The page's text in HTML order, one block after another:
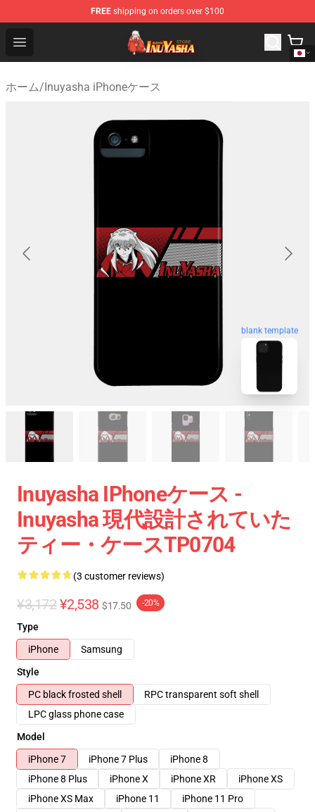
FREE shipping on orders over $100
Open menu
Inuyasha Store - Official Inuyasha Merchandise Shop
ホーム/Inuyasha iPhoneケース
blank template
Inuyasha IPhoneケース -
Inuyasha 現代設計されていた
ティー・ケースTP0704
(3 customer reviews)
¥3,172 ¥2,538 $17.50 -20%
Type
iPhone
Samsung
Style
PC black frosted shell
RPC transparent soft shell
LPC glass phone case
Model
iPhone 7
iPhone 7 Plus
iPhone 8
iPhone 8 Plus
iPhone X iPhone XR
iPhone XS
iPhone XS Max
iPhone 11
iPhone 11 Pro